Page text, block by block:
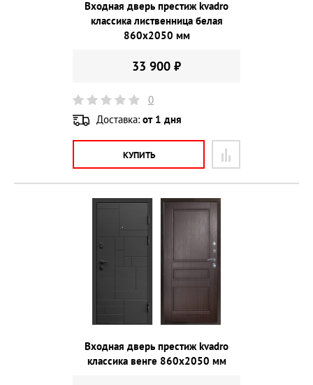
Входная дверь престиж kvadro
классика лиственница белая
860х2050 мм
33 900 ₽
0
Доставка: от 1 дня
КУПИТЬ
Входная дверь престиж kvadro
классика венге 860х2050 мм